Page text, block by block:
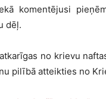
komentējusi
dēļ.
no krievu
pilībā atteikties no